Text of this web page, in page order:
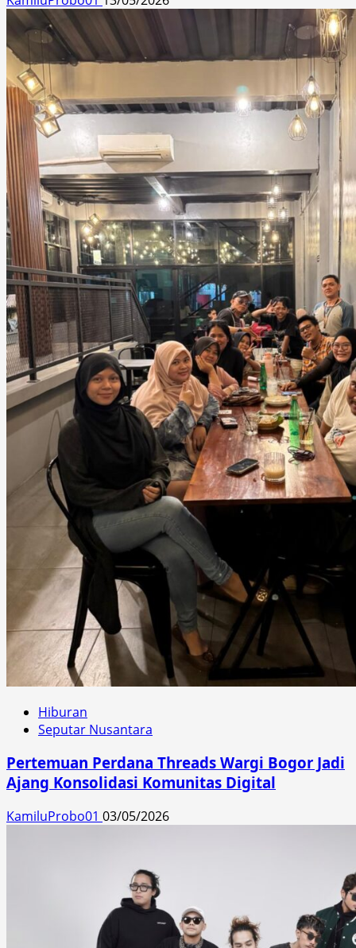
Hiburan
Seputar Nusantara
Pertemuan Perdana Threads Wargi Bogor Jadi
Ajang Konsolidasi Komunitas Digital
KamiluProbo01 03/05/2026